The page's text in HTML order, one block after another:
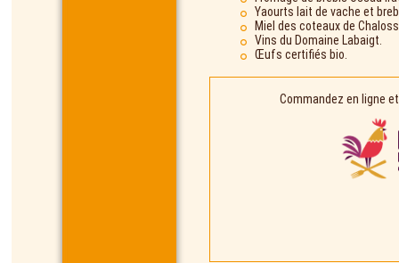
Yaourts lait de vache et
Miel des coteaux de
Vins du Domaine Labaigt.
Œufs certifiés bio.
Commandez en ligne